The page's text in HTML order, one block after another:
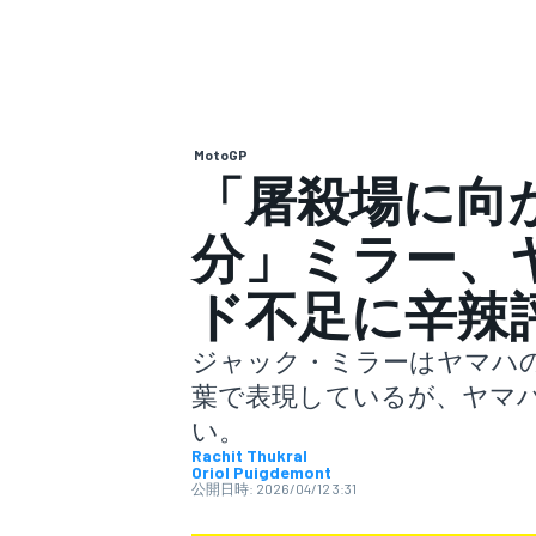
スーパーGT
MotoGP
「屠殺場に
分」ミラー、
ド不足に辛辣
ジャック・ミラーはヤマハ
葉で表現しているが、ヤマ
い。
Rachit Thukral
Oriol Puigdemont
公開日時: 2026/04/12 3:31